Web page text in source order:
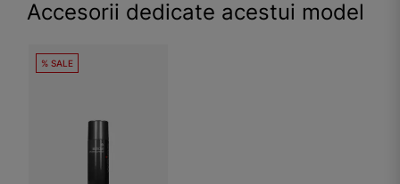
Accesorii dedicate acestui model
% SALE